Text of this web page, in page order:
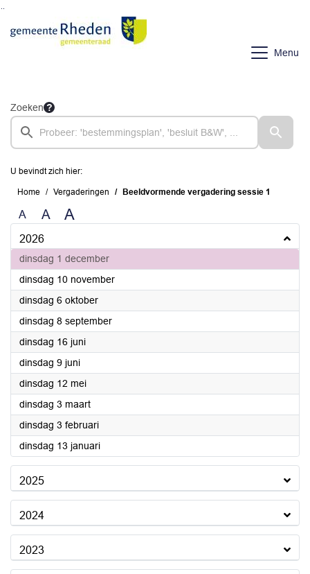
Ga naar de inhoud van deze pagina
Menu
Zoeken
U bevindt zich hier:
Home Vergaderingen Beeldvormende vergadering sessie 1
A A A
2026
dinsdag 1 december2026
dinsdag 10 november2026
dinsdag 6 oktober2026
dinsdag 8 september2026
dinsdag 16 juni2026
dinsdag 9 juni2026
dinsdag 12 mei2026
dinsdag 3 maart2026
dinsdag 3 februari2026
dinsdag 13 januari2026
2025
2024
2023